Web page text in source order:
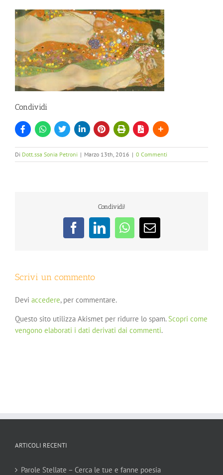
Condividi
Di Dott.ssa Sonia Petroni | Marzo 13th, 2016 | 0 Commenti
Condividi!
FacebookLinkedInWhatsApp
Email
Scrivi un commento
Devi accedere, per commentare.
Questo sito utilizza Akismet per ridurre lo spam. Scopri come
vengono elaborati i dati derivati dai commenti.
ARTICOLI RECENTI
Parole Stellate – Cerca le tue e fanne poesia